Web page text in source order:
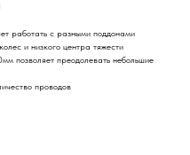
работать с разными поддонами
и низкого центра тяжести
позволяет преодолевать небольшие
проводов